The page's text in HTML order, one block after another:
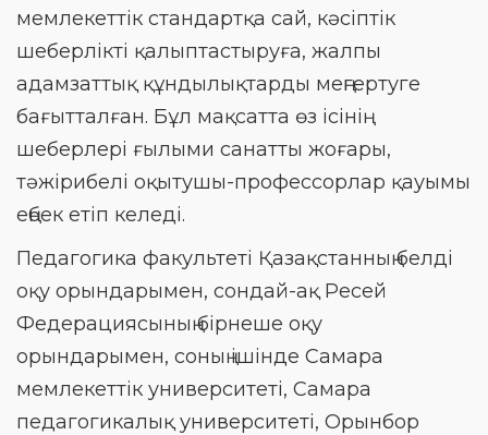
мемлекеттік стандартқа сай, кәсіптік
шеберлікті қалыптастыруға, жалпы
адамзаттық құндылықтарды меңгертуге
бағытталған. Бұл мақсатта өз ісінің
шеберлері ғылыми санатты жоғары,
тәжірибелі оқытушы-профессорлар қауымы
еңбек етіп келеді.
Педагогика факультеті Қазақстанның белді
оқу орындарымен, сондай-ақ Ресей
Федерациясының бірнеше оқу
орындарымен, соның ішінде Самара
мемлекеттік университеті, Самара
педагогикалық университеті, Орынбор